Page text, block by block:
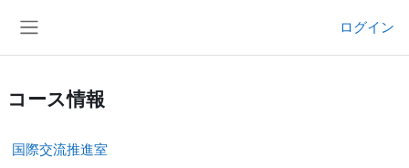
ログイン
コース情報
国際交流推進室